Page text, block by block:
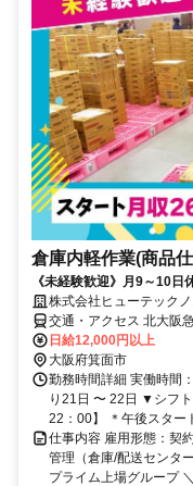
倉庫内軽作業(商品
《未経験歓迎》月9～10日
株式会社ヒューテック
交通・アクセス 北大阪
勤でも交通費支給 ★駐車
日給12,000円以上
大阪府箕面市
勤務時間詳細 実働時間
り21日 〜 22日 ▼シフ
22：00】 ＊午後スター
仕事内容 雇用形態：契
管理（倉庫/配送センタ
プライム上場グループ